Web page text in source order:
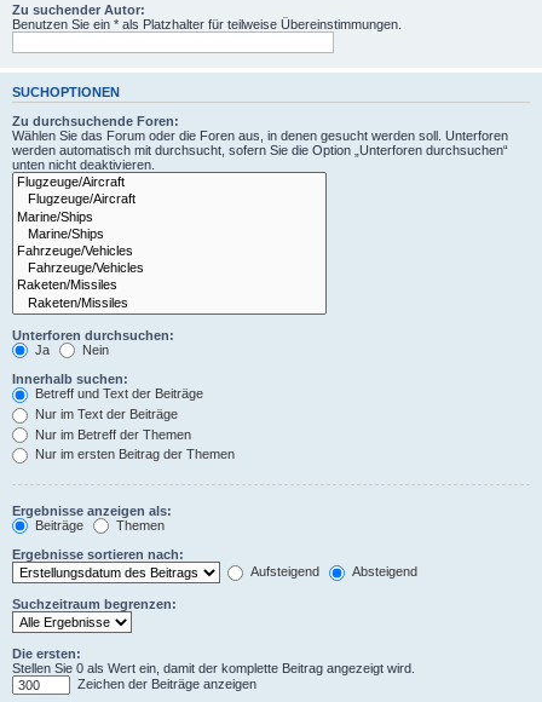
Zu suchender Autor:
Benutzen Sie ein * als Platzhalter für teilweise Übereinstimmungen.
SUCHOPTIONEN
Zu durchsuchende Foren:
Wählen Sie das Forum oder die Foren aus, in denen gesucht werden soll. Unterforen
werden automatisch mit durchsucht, sofern Sie die Option „Unterforen durchsuchen“
unten nicht deaktivieren.
Unterforen durchsuchen:
Ja
Nein
Innerhalb suchen:
Betreff und Text der Beiträge
Nur im Text der Beiträge
Nur im Betreff der Themen
Nur im ersten Beitrag der Themen
Ergebnisse anzeigen als:
Beiträge
Themen
Ergebnisse sortieren nach:
Aufsteigend
Absteigend
Suchzeitraum begrenzen:
Die ersten:
Stellen Sie 0 als Wert ein, damit der komplette Beitrag angezeigt wird.
Zeichen der Beiträge anzeigen